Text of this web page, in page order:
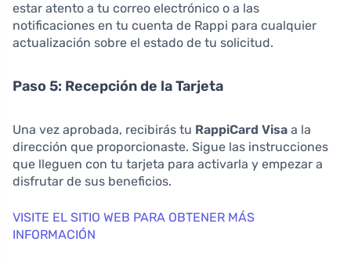
estar atento a tu correo electrónico o a las
notificaciones en tu cuenta de Rappi para cualquier
actualización sobre el estado de tu solicitud.
Paso 5: Recepción de la Tarjeta
Una vez aprobada, recibirás tu RappiCard Visa a la
dirección que proporcionaste. Sigue las instrucciones
que lleguen con tu tarjeta para activarla y empezar a
disfrutar de sus beneficios.
VISITE EL SITIO WEB PARA OBTENER MÁS
INFORMACIÓN